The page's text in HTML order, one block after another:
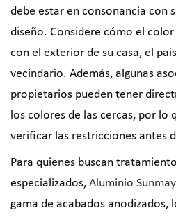
debe estar en consonancia con
diseño. Considere cómo el
con el exterior de su casa, el
vecindario. Además, algunas
propietarios pueden tener
los colores de las cercas, por lo
verificar las restricciones antes
Para quienes buscan
especializados, Aluminio Sunmay
gama de acabados anodizados,